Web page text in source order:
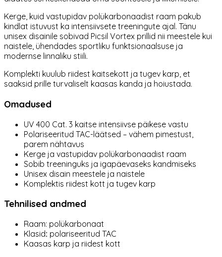
Kerge, kuid vastupidav polükarbonaadist raam pakub
kindlat istuvust ka intensiivsete treeningute ajal. Tänu
unisex disainile sobivad Picsil Vortex prillid nii meestele kui
naistele, ühendades sportliku funktsionaalsuse ja
modernse linnaliku stiili.
Komplekti kuulub riidest kaitsekott ja tugev karp, et
saaksid prille turvaliselt kaasas kanda ja hoiustada.
Omadused
UV 400 Cat. 3 kaitse intensiivse päikese vastu
Polariseeritud TAC-läätsed – vähem pimestust,
parem nähtavus
Kerge ja vastupidav polükarbonaadist raam
Sobib treeninguks ja igapäevaseks kandmiseks
Unisex disain meestele ja naistele
Komplektis riidest kott ja tugev karp
Tehnilised andmed
Raam: polükarbonaat
Klasid: polariseeritud TAC
Kaasas karp ja riidest kott